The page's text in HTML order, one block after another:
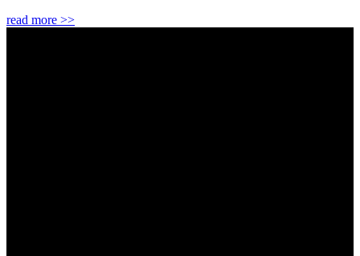
read more >>